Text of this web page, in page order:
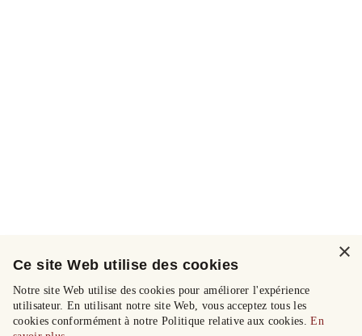
×
Ce site Web utilise des cookies
Notre site Web utilise des cookies pour améliorer l'expérience
utilisateur. En utilisant notre site Web, vous acceptez tous les
cookies conformément à notre Politique relative aux cookies.En